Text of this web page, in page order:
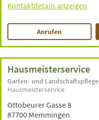
Kontaktdetails anzeigen
Anrufen
Hausmeisterservice
Garten- und Landschaftspflege
Hausmeisterservice
Ottobeurer Gasse 8
87700 Memmingen